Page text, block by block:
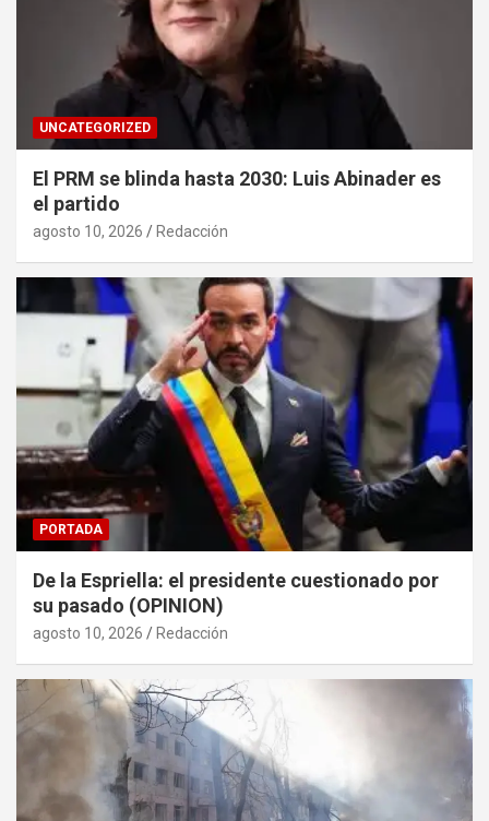
UNCATEGORIZED
El PRM se blinda hasta 2030: Luis Abinader es
el partido
agosto 10, 2026 Redacción
PORTADA
De la Espriella: el presidente cuestionado por
su pasado (OPINION)
agosto 10, 2026 Redacción